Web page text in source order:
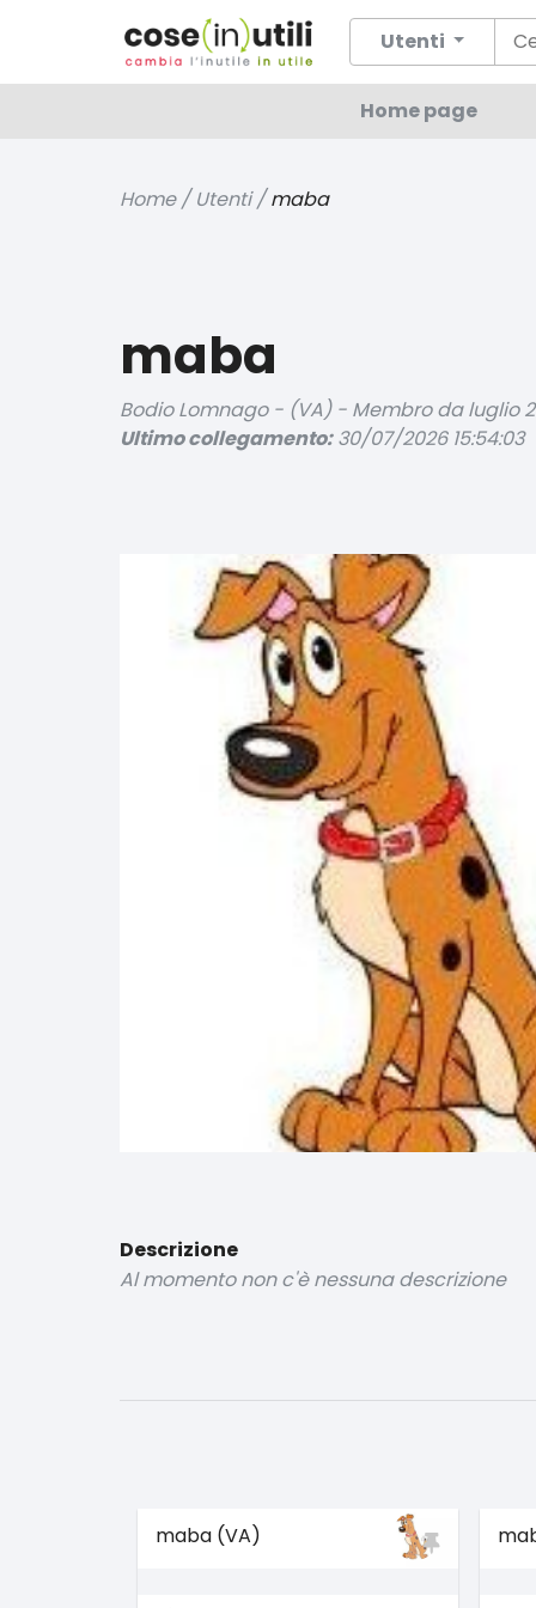
Utenti
Home page
Home / Utenti /maba
maba
Bodio Lomnago - (VA) - Membro da luglio
Ultimo collegamento:30/07/2026 15:54:03
Descrizione
Al momento non c'è nessuna descrizione
maba (VA)